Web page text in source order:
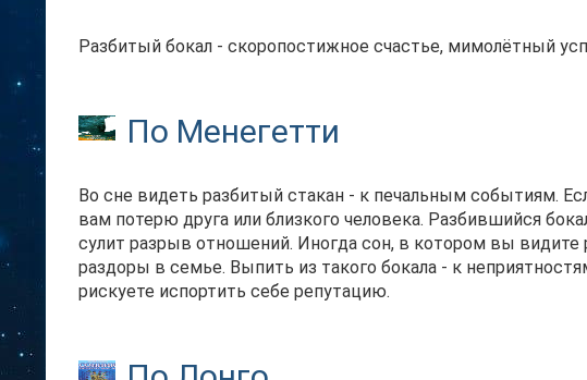
Разбитый бокал - скоропостижное счастье, мимолётный
По Менегетти
Во сне видеть разбитый стакан - к печальным событиям.
вам потерю друга или близкого человека. Разбившийся
сулит разрыв отношений. Иногда сон, в котором вы видите
раздоры в семье. Выпить из такого бокала - к
рискуете испортить себе репутацию.